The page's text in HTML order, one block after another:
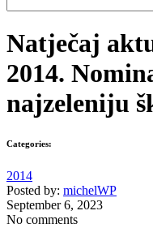
Natječaj
2014.
najzeleniju
Categories:
2014
Posted by: michelWP
September 6, 2023
No comments